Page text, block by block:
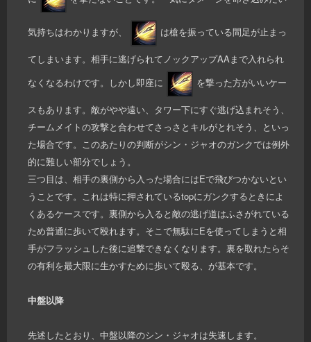
気持ちはわかりますが、 は槍を振っている間足が止まっ
てしまいます。相手に逃げられてノックアップAAまで入れられ
なくなるわけです。しかし即座に
を撃った方がいいケー
スもあります。敵がやや遠い、タワー下にすぐ逃げ込まれそう、
チームメイトの攻撃と合わせてさっさとキルがとれそう、といっ
た場合です。このあたりの判断がシン・ジャオのガンクでは例外
的に難しい部分でしょう。
三つ目は、相手の裏側から入った場合にはEで飛びつかないとい
うことです。これは特に押されているtopにガンクするときによ
くあるケースです。裏側から入ると敵の逃げ道はふさがれている
ため普通に歩いて殴れます。そこで無駄にEを使ってしまうと相
手がフラッシュした後に追撃できなくなります。裏を取れたらそ
の有利を最大限に生かすために歩いて殴る、が基本です。
中盤以降
先述したとおり、中盤以降のシン・ジャオは失速します。